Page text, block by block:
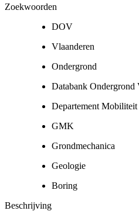
Zoekwoorden
DOV
Vlaanderen
Ondergrond
Databank Ondergrond
Departement Mobiliteit
GMK
Grondmechanica
Geologie
Boring
Beschrijving